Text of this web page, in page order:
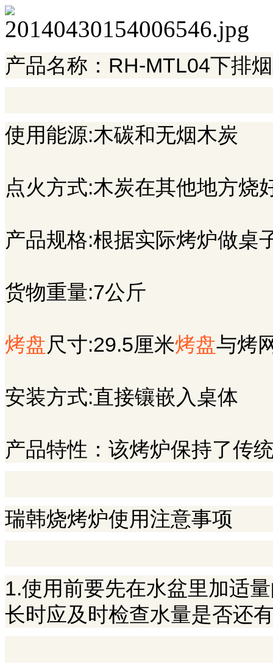
产品名称：RH-MTL04下排
使用能源:木碳和无烟木炭
点火方式:木炭在其他地方烧
产品规格:根据实际烤炉做桌
货物重量:7公斤
烤盘尺寸:29.5厘米烤盘与烤
安装方式:直接镶嵌入桌体
产品特性：该烤炉保持了传
瑞韩烧烤炉使用注意事项
1.使用前要先在水盆里加适
长时应及时检查水量是否还